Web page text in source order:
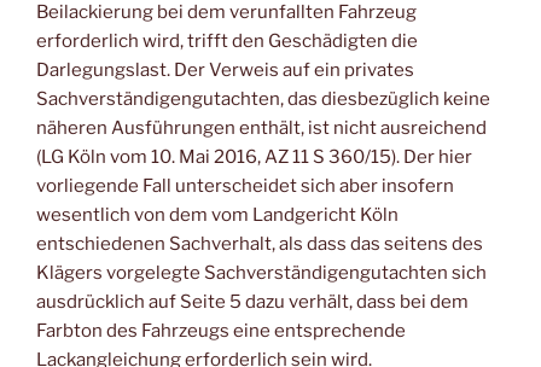
Beilackierung bei dem verunfallten Fahrzeug
erforderlich wird, trifft den Geschädigten die
Darlegungslast. Der Verweis auf ein privates
Sachverständigengutachten, das diesbezüglich keine
näheren Ausführungen enthält, ist nicht ausreichend
(LG Köln vom 10. Mai 2016, AZ 11 S 360/15). Der hier
vorliegende Fall unterscheidet sich aber insofern
wesentlich von dem vom Landgericht Köln
entschiedenen Sachverhalt, als dass das seitens des
Klägers vorgelegte Sachverständigengutachten sich
ausdrücklich auf Seite 5 dazu verhält, dass bei dem
Farbton des Fahrzeugs eine entsprechende
Lackangleichung erforderlich sein wird.